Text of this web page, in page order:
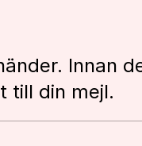
Innan
till din mejl.